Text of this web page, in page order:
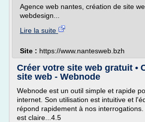
Agence web nantes, création de site
webdesign...
Lire la suite
Site : https://www.nantesweb.bzh
Créer votre site web gratuit •
site web - Webnode
Webnode est un outil simple et rapide
internet. Son utilisation est intuitive et
répond rapidement à nos
est claire...4.5